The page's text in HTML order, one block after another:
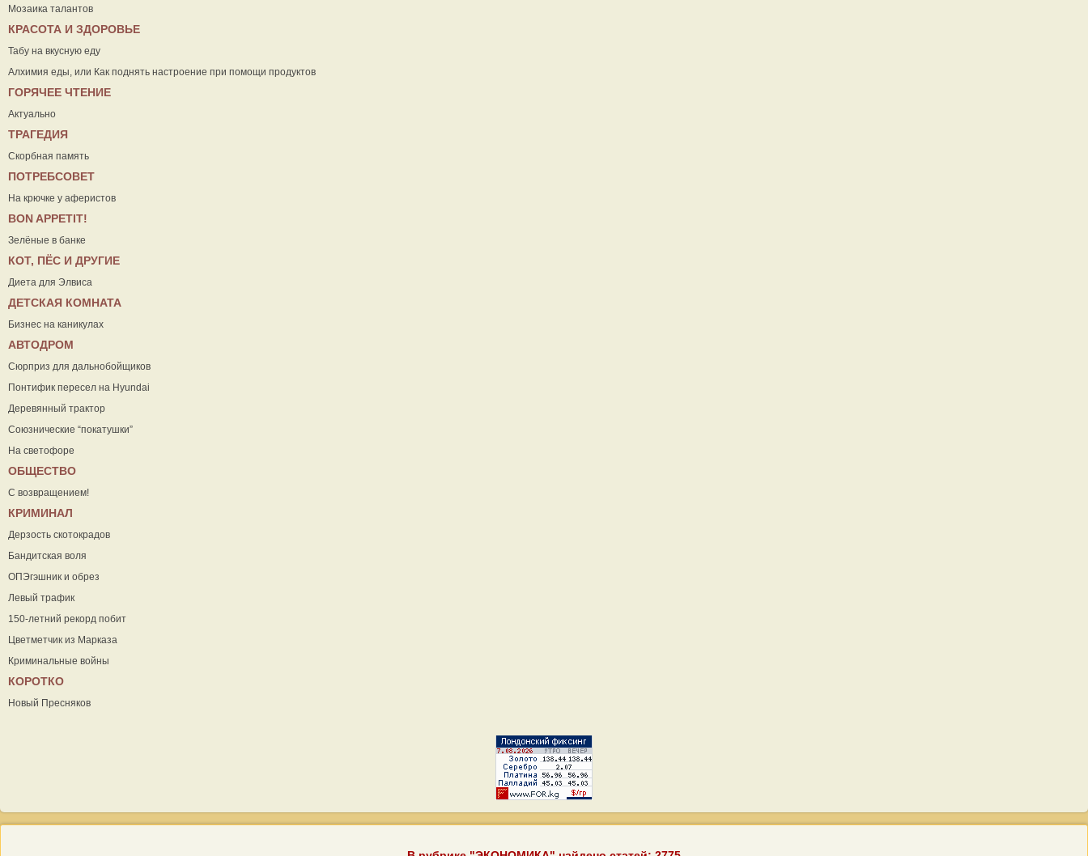
Мозаика талантов
КРАСОТА И ЗДОРОВЬЕ
Табу на вкусную еду
Алхимия еды, или Как поднять настроение при помощи продуктов
ГОРЯЧЕЕ ЧТЕНИЕ
Актуально
ТРАГЕДИЯ
Скорбная память
ПОТРЕБСОВЕТ
На крючке у аферистов
ВON APPETIT!
Зелёные в банке
КОТ, ПЁС И ДРУГИЕ
Диета для Элвиса
ДЕТСКАЯ КОМНАТА
Бизнес на каникулах
АВТОДРОМ
Сюрприз для дальнобойщиков
Понтифик пересел на Hyundai
Деревянный трактор
Союзнические “покатушки”
На светофоре
ОБЩЕСТВО
С возвращением!
КРИМИНАЛ
Дерзость скотокрадов
Бандитская воля
ОПЭгэшник и обрез
Левый трафик
150-летний рекорд побит
Цветметчик из Марказа
Криминальные войны
КОРОТКО
Новый Пресняков